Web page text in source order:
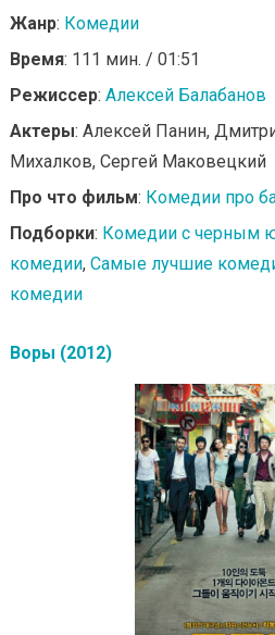
Жанр: Комедии
Время: 111 мин. / 01:51
Режиссер: Алексей Балабанов
Актеры: Алексей Панин,
Михалков, Сергей Маковецкий
Про что фильм: Комедии про
Подборки: Комедии с черным
комедии, Самые лучшие
комедии
Воры (2012)